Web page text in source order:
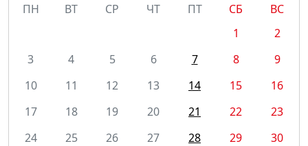
ПН
ВТ СР ЧТ ПТ СБ
ВС
1
2
3
4 5 6 7 8
9
10
11 12 13 14 15
16
17
18 19 20 21 22
23
24
25 26 27 28 29
30